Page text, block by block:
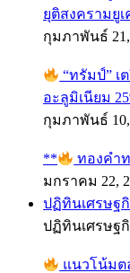
ยุติสงครามยู
กุมภาพันธ์ 21,
“ทรัมป์” เ
อะลูมิเนียม
กุมภาพันธ์ 10,
** ทองคำ
มกราคม 22,
ปฏิทินเศรษฐ
ปฏิทินเศรษฐ
แนวโน้มต